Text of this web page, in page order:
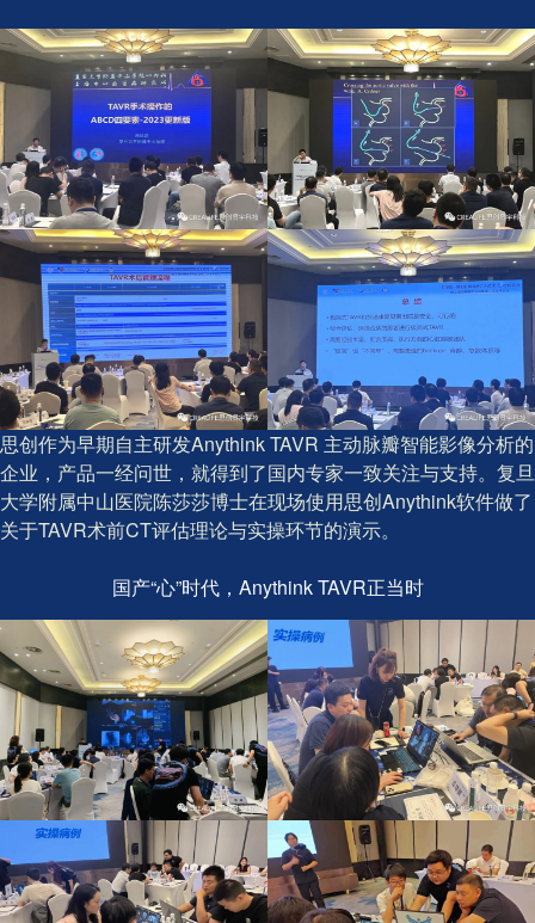
思创作为早期自主研发Anythink TAVR 主动脉瓣智能影像分析的
企业，产品一经问世，就得到了国内专家一致关注与支持。复旦
大学附属中山医院陈莎莎博士在现场使用思创Anythink软件做了
关于TAVR术前CT评估理论与实操环节的演示。
国产“心”时代，Anythink TAVR正当时